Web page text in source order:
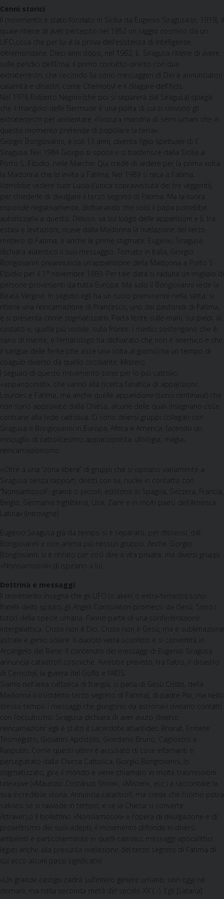
Cenni storici
Il movimento è stato fondato in Sicilia da Euge­nio Siragusa (n. 1919), il
quale ritiene di aver percepito nel 1952 un raggio cosmico da un
UFO,cosa che per lui è la prova dell’esistenza di intelligenze
oltremondane. Dieci anni dopo, nel 1962, E. Siragusa ritiene di avere,
sulle pendici dell’Etna, il primo contatto diretto con due
extraterrestri, che secondo lui sono messaggeri di Dio e annunciatori
calamità e disastri, come Chernobyl e il dilagare dell’Aids.
Nel 1976 Roberto Negrini (che poi si separerà dal Siragusa) spiega
che il triangolo delle Bermude è una porta di cui si servono gli
extraterrestri per annientare «l’oscura mandria di semi-umani che in
questo momento pretende di popolare la terra».
Giorgio Bongio­vanni, a soli 13 anni, diventa figlio spirituale di E.
Siragusa. Nel 1984 Giorgio si sposa e si trasferi­sce dalla Sicilia a
Porto S. Elpidio, nelle Marche. Qui crede di vedere per la prima volta
la Madonna che lo invita a Fatima. Nel 1989 si reca a Fatima.
Vorrebbe vedere suor Lucia (l’unica sopravvissuta dei tre veggenti),
per chiederle di divulgare il terzo segreto di Fatima. Ma la suora
risponde negativamente, dichiarando che solo il papa potrebbe
autorizzarla a questo. Deluso, va sul luogo delle apparizioni e lì, tra
estasi e levitazioni, riceve dalla Madonna la rivelazione del terzo
mistero di Fatima, e anche le pri­me stigmate. Eugenio Siragusa
dichiara autentico il suo messaggio. Tornato in Italia, Giorgio
Bongiovanni preannuncia un’apparizione della Madonna a Porto S.
Elpidio per il 1° novembre 1989. Per tale data si raduna un migliaio di
persone provenienti da tutta Europa. Ma solo il Bongiovanni vede la
Beata Vergine. In seguito egli ha un ruolo preminente nella sètta: si
ritiene una reincarnazione di Francesco, uno dei pastorelli di Fatima,
e si presenta come stigmatizzato. Porta ferite sulle mani, sui piedi, al
co­stato e, quella più visibile, sulla fronte. I medici sostengono che è
sano di mente, e l’emato­logo ha dichiarato che non è anemico e che
il sangue delle ferite (che esce una volta al giorno) ha un tempo di
coagulo diverso da quello circolante. Mistero.
I seguaci di questo movimento sono per lo più cattolici
«apparizionisti», che vanno alla ricerca fanatica di apparizioni:
Lourdes e Fatima, ma anche quelle apparizione (sono centinaia!) che
non sono approvate dalla Chiesa, alcune delle quali insegnano cose
contrarie alla fede cattolica. Ci sono diversi gruppi collegati con
Siragusa e Bongiovanni in Europa, Africa e America, facendo un
miscuglio di cattolicesimo apparizionista, ufologia, magia,
reincarnazionismo.
«Oltre a una “zona libera” di gruppi che si ispirano variamente a
Siragusa senza rapporti diretti con lui, nuclei in contatto con
“Nonsiamosoli”, grandi o piccoli, esistono in Spagna, Svizzera, Francia,
Belgio, Germania Inghilterra, Usa, Zaire e in molti paesi dell’America
Latina» (Introvigne).
Eugenio Siragusa già da tempo si è separato, per dissensi, dal
Bongiovanni e non anima più nessun gruppo. Anche Giorgio
Bongiovanni si è ritirato per così dire a vita privata; ma diversi gruppi
«Nonsiamosoli» di ispirano a lui.
Dottrina e messaggi
Il movimento insegna che gli UFO (o alieni o extra-terrestri) sono
fratelli dello spazio, gli Angeli Consolatori promessi da Gesù. Sono i
tutori della specie umana. Fanno parte di una confederazione
intergalattica. Cristo non è Dio. Cristo non è Gesù, ma è sublimazione
astrale e genio solare. Il diavolo verrà sconfitto e si convertirà in
Arcangelo del Bene. Il contenuto dei messaggi di Eugenio Siragusa
annuncia catastrofi cosmiche. Avrebbe previsto, tra l’altro, il disastro
di Cernobyl, la guerra del Golfo e l’AIDS.
Siamo nell’area cattolica di frangia; si parla di Gesù Cristo, della
Madonna (cosiddetto terzo segreto di Fatima), di padre Pio, ma nello
stesso tempo i messaggi che giungono da astronavi rivelano contatti
con l’occultismo. Siragusa dichiara di aver avuto diverse
reincarnazioni: egli è stato il sacerdote atlantideo Bharat, Ermete
Trismegisto, Giovanni Apostolo, Giordano Bruno, Cagliostro e
Rasputin. Come questi ultimi è accusato di cose infamanti e
perseguitato dalla Chiesa Cattolica. Giorgio Bongiovanni, lo
stigmatizzato, gira il mondo e viene chiamato in molte tra­smissioni
televisive («Maurizio Costanzo Show», «Misteri», ecc.) a raccontare la
sua incredibile storia. Annuncia catastrofi, ma crede che l’uomo potrà
salvarsi se si ravvede in tempo, e se la Chiesa si converte.
Attraverso il bollettino «Nonsiamosoli» e l’opera di divulgazione e di
proselitismo dei suoi adepti, il movimento diffonde in diversi
ambienti e particolarmente in quelli cat­tolici, messaggi apocalittici
legati anche alla presunta rivelazio­ne del terzo segreto di Fatima di
cui ecco alcuni passi significati­vi:
«Un grande castigo cadrà sull’intero genere umano, non og­gi né
domani, ma nella seconda metà del secolo XX (…). Egli [satana]